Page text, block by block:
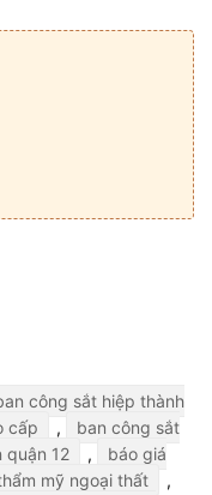
công sắt hiệp thành
cấp ,
ban công sắt
quận 12 ,
báo giá
mỹ ngoại thất
,